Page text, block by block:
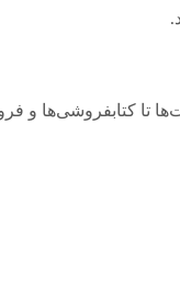
تا کتابفروشی‌ها و